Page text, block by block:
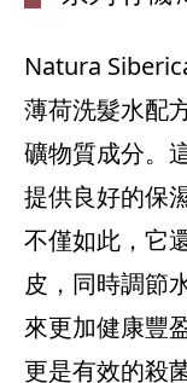
Natura
薄荷洗髮水配
礦物質成分。
提供良好的保
不僅如此，它
皮，同時調節
來更加健康豐
更是有效的殺